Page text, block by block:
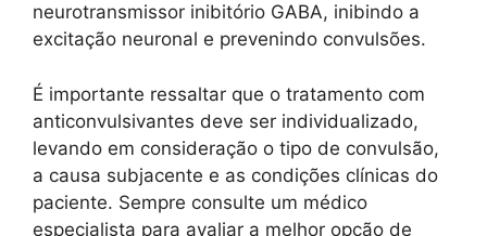
neurotransmissor inibitório GABA, inibindo a
excitação neuronal e prevenindo convulsões.
É importante ressaltar que o tratamento com
anticonvulsivantes deve ser individualizado,
levando em consideração o tipo de convulsão,
a causa subjacente e as condições clínicas do
paciente. Sempre consulte um médico
especialista para avaliar a melhor opção de